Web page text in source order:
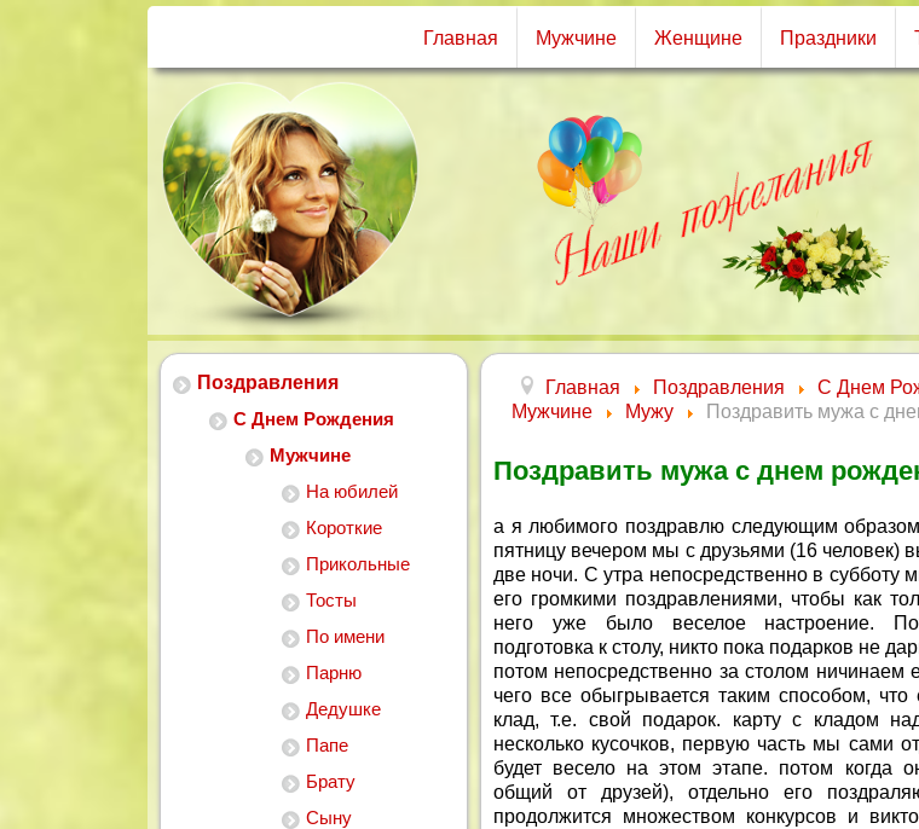
Главная Мужчине Женщине Праздники
Поздравления
С Днем Рождения
Мужчине
На юбилей
Короткие
Прикольные
Тосты
По имени
Парню
Дедушке
Папе
Брату
Сыну
Главная Поздравления
С Днем
Мужчине
Мужу Поздравить мужа с
Поздравить мужа с днем
а я любимого поздравлю следующим
пятницу вечером мы с друзьями (16 человек)
две ночи. С утра непосредственно в субботу
его громкими поздравлениями, чтобы как
него уже было веселое настроение.
подготовка к столу, никто пока подарков не
потом непосредственно за столом ничинаем
чего все обыгрывается таким способом,
клад, т.е. свой подарок. карту с кладом
несколько кусочков, первую часть мы сами
будет весело на этом этапе. потом когда
общий от друзей), отдельно его
продолжится множеством конкурсов и